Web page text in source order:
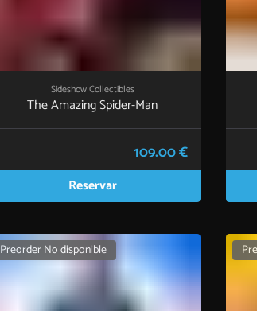
Sideshow Collectibles
The Amazing Spider-Man
109.00 €
Reservar
Preorder No disponible